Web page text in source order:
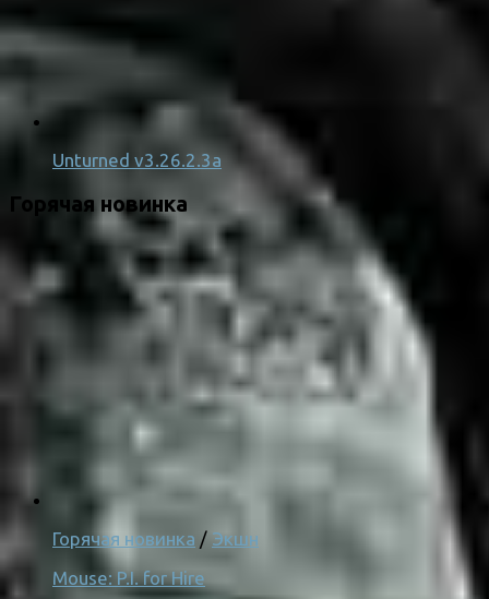
Unturned v3.26.2.3a
Горячая новинка
Горячая новинка / Экшн
Mouse: P.I. for Hire